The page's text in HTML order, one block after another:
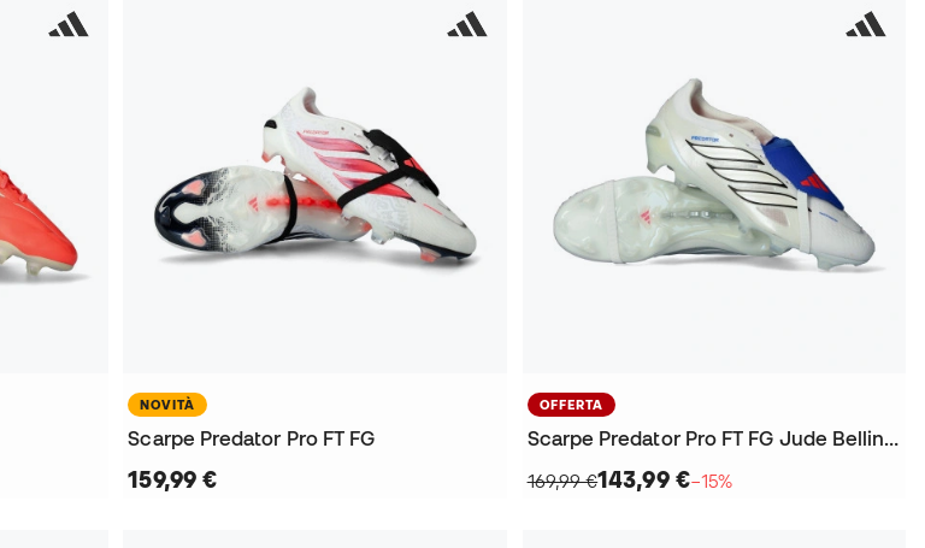
NOVITÀ
Scarpe Predator Pro FT FG
159,99 €
OFFERTA
Scarpe Predator Pro FT FG Jude Bellingham
169,99 €143,99 €−15%